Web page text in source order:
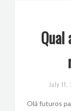
July 11,
Olá futuros